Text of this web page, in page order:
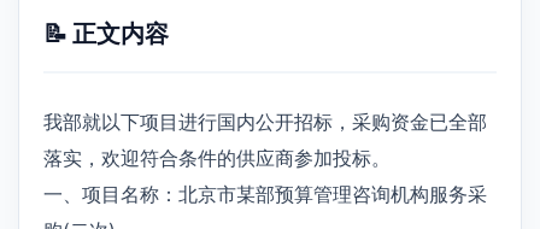
📝 正文内容
我部就以下项目进行国内公开招标，采购资金已全部
落实，欢迎符合条件的供应商参加投标。
一、项目名称：北京市某部预算管理咨询机构服务采